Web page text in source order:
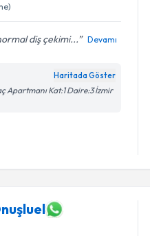
diş çekimi... Devamı
Haritada Göster
Apartmanı Kat:1 Daire:3 İzmir